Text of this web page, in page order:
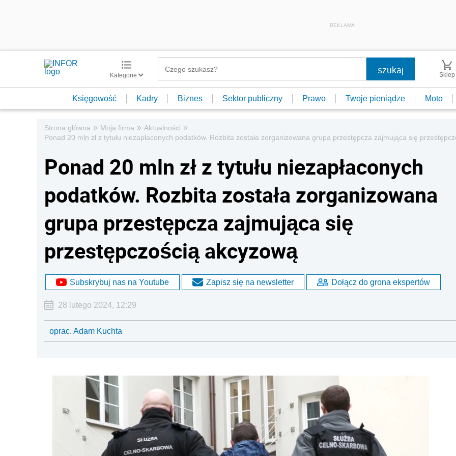
REKLAMA
Kategorie Sklep
Księgowość Kadry Biznes Sektor publiczny Prawo Twoje pieniądze Moto
Strona główna » Moja firma » Aktualności »
Ponad 20 mln zł z tytułu niezapłaconych podatków. Rozbita została zorganizowana grupa przestępcza zajmująca się
Ponad 20 mln zł z tytułu niezapłaconych
podatków. Rozbita została zorganizowana
grupa przestępcza zajmująca się
przestępczością akcyzową
Subskrybuj nas na Youtube Zapisz się na newsletter Dołącz do grona ekspertów
28 lutego 2024, 12:29
oprac. Adam Kuchta